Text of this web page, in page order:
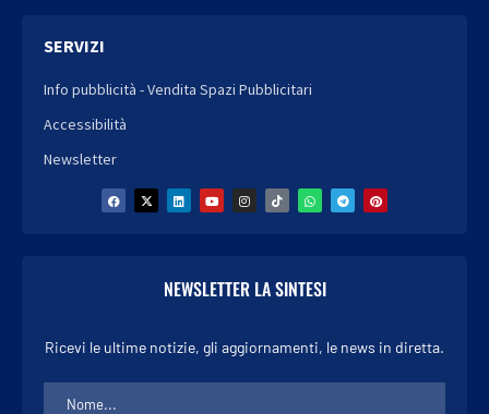
SERVIZI
Info pubblicità - Vendita Spazi Pubblicitari
Accessibilità
Newsletter
NEWSLETTER LA SINTESI
Ricevi le ultime notizie, gli aggiornamenti, le news in diretta.